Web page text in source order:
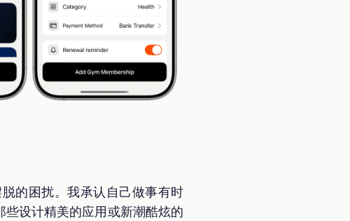
的困扰。我承认自己做事有时
设计精美的应用或新潮酷炫的